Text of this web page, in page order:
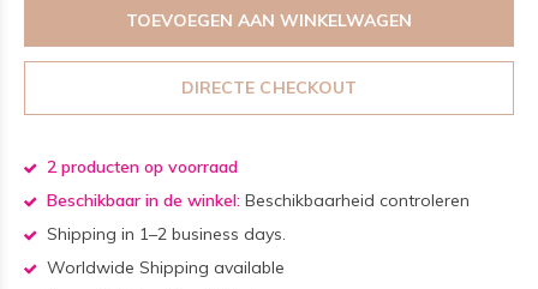
TOEVOEGEN AAN WINKELWAGEN
DIRECTE CHECKOUT
2 producten op voorraad
Beschikbaar in de winkel: Beschikbaarheid controleren
Shipping in 1–2 business days.
Worldwide Shipping available